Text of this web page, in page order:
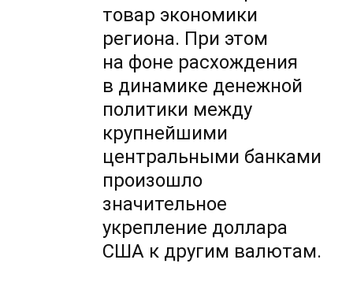
товар экономики
региона. При этом
на фоне расхождения
в динамике денежной
политики между
крупнейшими
центральными банками
произошло
значительное
укрепление доллара
США к другим валютам.